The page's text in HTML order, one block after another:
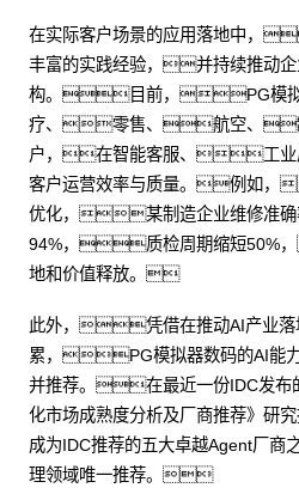
在实际客户场景的应用落地中，
丰富的实践经验，并持续推动企
构。目前，PG模拟
疗、零售、航空、制
户，在智能客服、工业
客户运营效率与质量。例如，
优化，某制造企业维修准确
94%，质检周期缩短50%
地和价值释放。
此外，凭借在推动AI产业落
累，PG模拟器数码的AI能力
并推荐。在最近一份IDC发布
化市场成熟度分析及厂商推荐》研
成为IDC推荐的五大卓越Agent厂
理领域唯一推荐。